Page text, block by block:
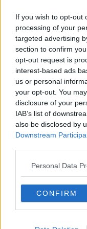
If you wish to opt-out
processing of your
targeted advertising
section to confirm
opt-out request is
interest-based ads
us or personal
your opt-out. You
disclosure of your
IAB’s list of
also be disclosed by
Downstream
Personal Data
CONFIRM
coalizione di centro
Abbiamo interrotto
trattativa con il PD.
centrosinistra. la
progetto di alternativa
anche a Liberi e
questo è un punto di
quella non sia la strada.
Ora vediamo che
con un candidato in
Abbiamo cercato di
Diritti in Comune,
interrotto. Ci piace
una lista unitaria per
alle elezioni politiche.
proposta fu rifiutata,